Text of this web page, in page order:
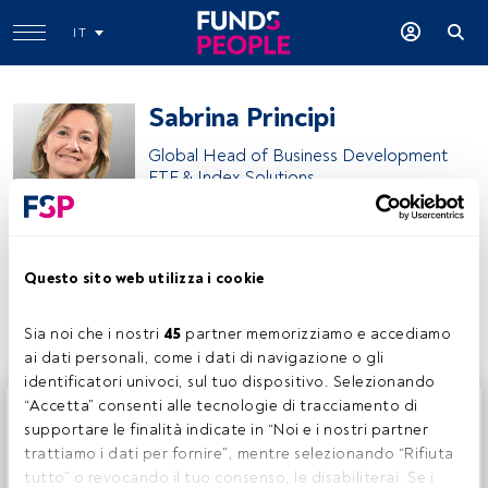
Questo sito web utilizza i cookie
Sia noi che i nostri 45 partner memorizziamo e accediamo
ai dati personali, come i dati di navigazione o gli
identificatori univoci, sul tuo dispositivo. Selezionando
“Accetta” consenti alle tecnologie di tracciamento di
supportare le finalità indicate in “Noi e i nostri partner
trattiamo i dati per fornire”, mentre selezionando “Rifiuta
tutto” o revocando il tuo consenso, le disabiliterai. Se i
IT
Sabrina Principi
Global Head of Business Development
ETF & Index Solutions
Condividi:
Questo è un articolo riservato agli utenti FundsPeople. Se
sei già registrato, accedi tramite il pulsante Login. Se non
hai ancora un account, ti invitiamo a registrarti per scoprire
tutti i contenuti che FundsPeople ha da offrire.